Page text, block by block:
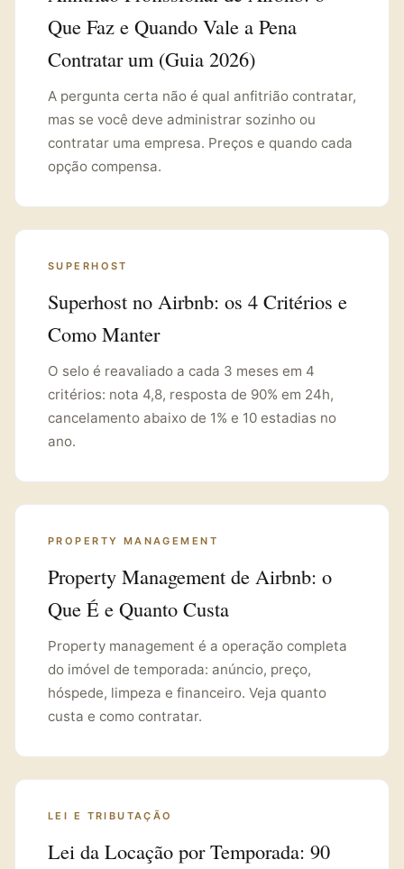
Que Faz e Quando Vale a Pena
Contratar um (Guia 2026)
A pergunta certa não é qual anfitrião contratar,
mas se você deve administrar sozinho ou
contratar uma empresa. Preços e quando cada
opção compensa.
SUPERHOST
Superhost no Airbnb: os 4 Critérios e
Como Manter
O selo é reavaliado a cada 3 meses em 4
critérios: nota 4,8, resposta de 90% em 24h,
cancelamento abaixo de 1% e 10 estadias no
ano.
PROPERTY MANAGEMENT
Property Management de Airbnb: o
Que É e Quanto Custa
Property management é a operação completa
do imóvel de temporada: anúncio, preço,
hóspede, limpeza e financeiro. Veja quanto
custa e como contratar.
LEI E TRIBUTAÇÃO
Lei da Locação por Temporada: 90